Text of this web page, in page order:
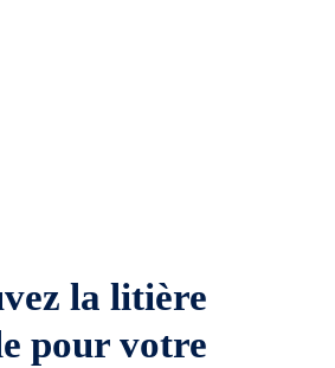
la litière
pour votre